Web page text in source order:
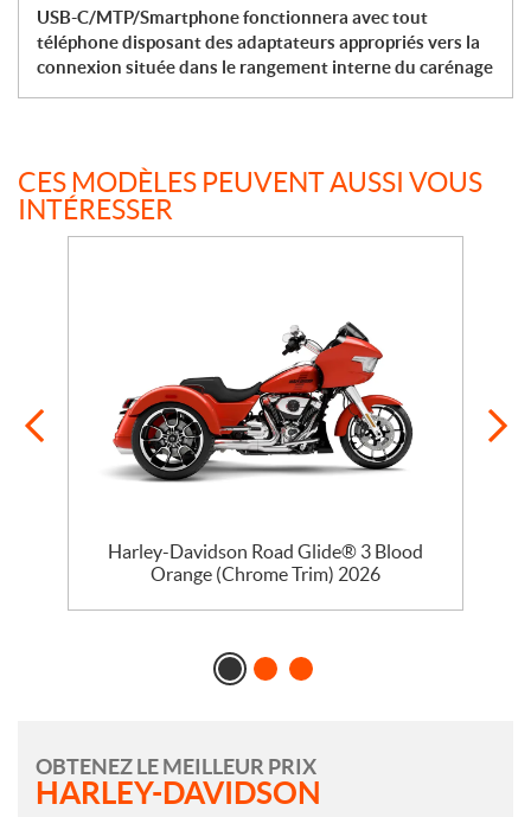
USB-C/MTP/Smartphone fonctionnera avec tout
téléphone disposant des adaptateurs appropriés vers la
connexion située dans le rangement interne du carénage
CES MODÈLES PEUVENT AUSSI VOUS
INTÉRESSER
Harley-Davidson Road Glide® 3 Blood
Orange (Chrome Trim) 2026
OBTENEZ LE MEILLEUR PRIX
HARLEY-DAVIDSON